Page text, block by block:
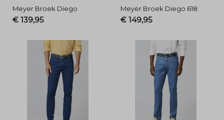
Meyer Broek Diego
€ 139,95
Meyer Broek Diego 618
€ 149,95